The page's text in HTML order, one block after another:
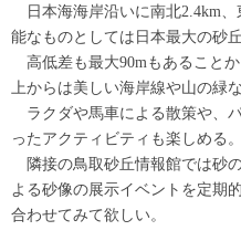
日本海海岸沿いに南北2.4km、
能なものとしては日本最大の砂丘
高低差も最大90mもあること
上からは美しい海岸線や山の緑
ラクダや馬車による散策や、
ったアクティビティも楽しめる
隣接の鳥取砂丘情報館では砂
よる砂像の展示イベントを定期
合わせてみて欲しい。